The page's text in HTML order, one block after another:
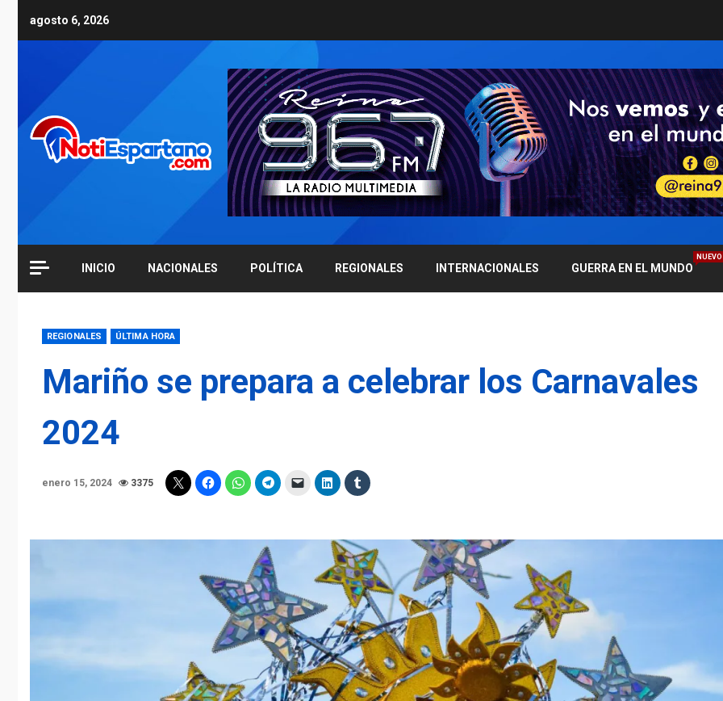
agosto 6, 2026
INICIO NACIONALES POLÍTICA REGIONALES INTERNACIONALES GUERRA EN EL MUNDO
NUEVO
REGIONALES ÚLTIMA HORA
Mariño se prepara a celebrar los Carnavales
2024
enero 15, 2024 3375